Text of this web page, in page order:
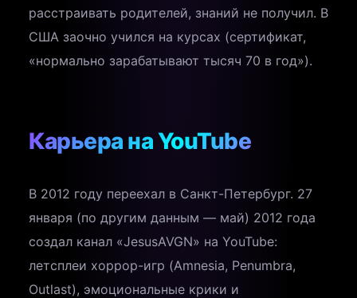
расстраивать родителей, знаний не получил. В
США заочно учился на курсах (сертификат,
«нормально зарабатывают тысяч 70 в год»).
Карьера на YouTube
В 2012 году переехал в Санкт-Петербург. 27
января (по другим данным — май) 2012 года
создал канал «JesusAVGN» на YouTube:
летсплеи хоррор-игр (Amnesia, Penumbra,
Outlast), эмоциональные крики и